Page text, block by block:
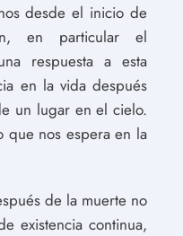
desde el inicio de
en particular el
respuesta a esta
en la vida después
un lugar en el cielo.
que nos espera en la
de la muerte no
existencia continua,